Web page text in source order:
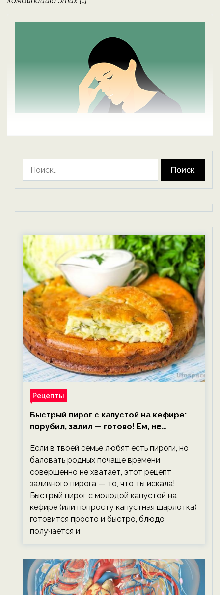
Рецепты
Быстрый пирог с капустой на кефире:
порубил, залил — готово! Ем, не
Если в твоей семье любят есть пироги, но
баловать родных почаще времени
совершенно не хватает, этот рецепт
заливного пирога — то, что ты искала!
Быстрый пирог с молодой капустой на
кефире (или попросту капустная шарлотка)
готовится просто и быстро, блюдо
получается и